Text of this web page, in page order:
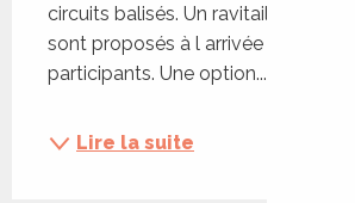
circuits balisés. Un ravitaillement et
sont proposés à l arrivée pour tous
participants. Une option...
Lire la suite